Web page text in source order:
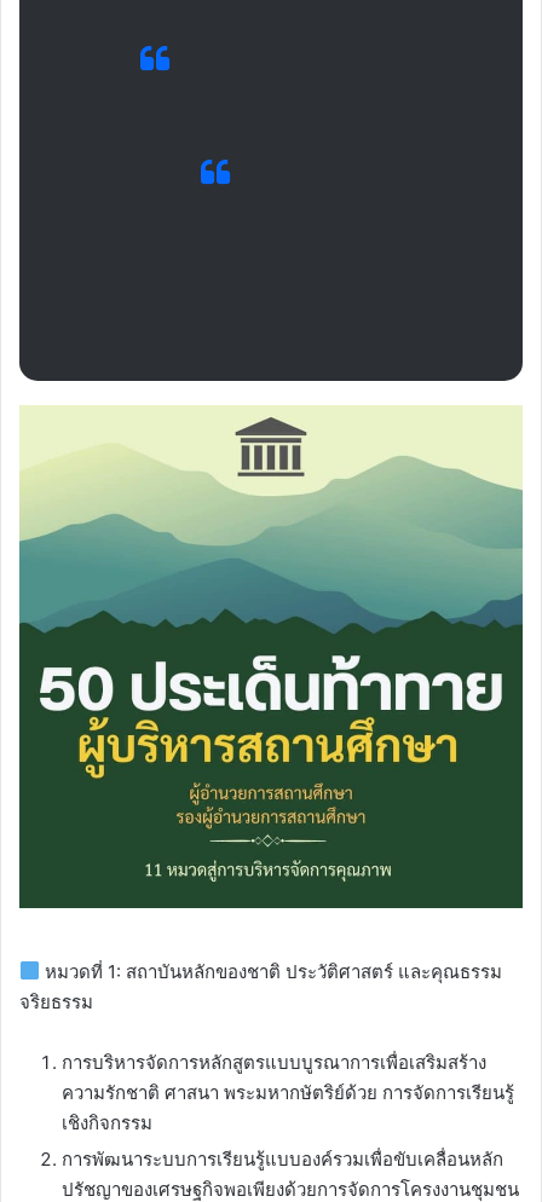
หมวดที่ 1: สถาบันหลักของชาติ ประวัติศาสตร์ และคุณธรรม
จริยธรรม
การบริหารจัดการหลักสูตรแบบบูรณาการเพื่อเสริมสร้าง
ความรักชาติ ศาสนา พระมหากษัตริย์ด้วย การจัดการเรียนรู้
เชิงกิจกรรม
การพัฒนาระบบการเรียนรู้แบบองค์รวมเพื่อขับเคลื่อนหลัก
ปรัชญาของเศรษฐกิจพอเพียงด้วยการจัดการโครงงานชุมชน